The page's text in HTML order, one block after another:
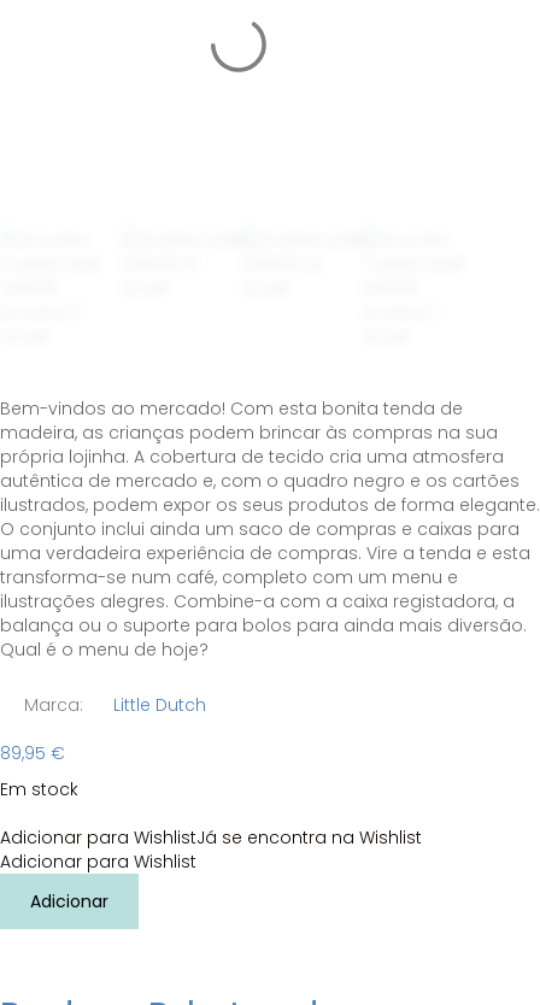
Bem-vindos ao mercado! Com esta bonita tenda de
madeira, as crianças podem brincar às compras na sua
própria lojinha. A cobertura de tecido cria uma atmosfera
autêntica de mercado e, com o quadro negro e os cartões
ilustrados, podem expor os seus produtos de forma elegante.
O conjunto inclui ainda um saco de compras e caixas para
uma verdadeira experiência de compras. Vire a tenda e esta
transforma-se num café, completo com um menu e
ilustrações alegres. Combine-a com a caixa registadora, a
balança ou o suporte para bolos para ainda mais diversão.
Qual é o menu de hoje?
Marca:
Little Dutch
89,95 €
Em stock
Adicionar para WishlistJá se encontra na Wishlist
Adicionar para Wishlist
Mercado
Adicionar